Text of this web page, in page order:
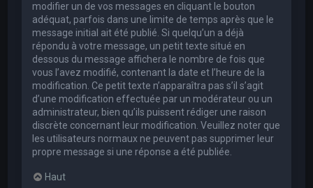
modifier un de vos messages en cliquant le bouton
adéquat, parfois dans une limite de temps après que le
message initial ait été publié. Si quelqu’un a déjà
répondu à votre message, un petit texte situé en
dessous du message affichera le nombre de fois que
vous l’avez modifié, contenant la date et l’heure de la
modification. Ce petit texte n’apparaîtra pas s’il s’agit
d’une modification effectuée par un modérateur ou un
administrateur, bien qu’ils puissent rédiger une raison
discrète concernant leur modification. Veuillez noter que
les utilisateurs normaux ne peuvent pas supprimer leur
propre message si une réponse a été publiée.
Haut